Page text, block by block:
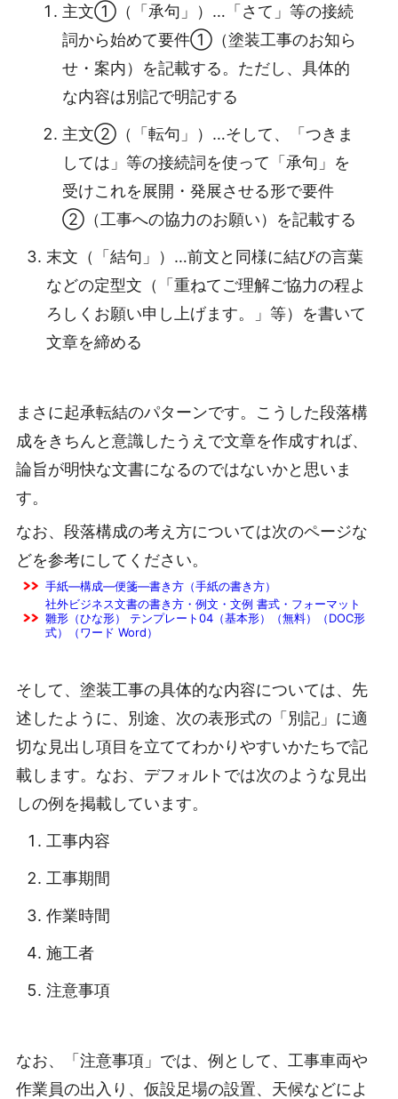
主文①（「承句」）…「さて」等の接続
詞から始めて要件①（塗装工事のお知ら
せ・案内）を記載する。ただし、具体的
な内容は別記で明記する
主文②（「転句」）…そして、「つきま
しては」等の接続詞を使って「承句」を
受けこれを展開・発展させる形で要件
②（工事への協力のお願い）を記載する
末文（「結句」）…前文と同様に結びの言葉
などの定型文（「重ねてご理解ご協力の程よ
ろしくお願い申し上げます。」等）を書いて
文章を締める
まさに起承転結のパターンです。こうした段落構
成をきちんと意識したうえで文章を作成すれば、
論旨が明快な文書になるのではないかと思いま
す。
なお、段落構成の考え方については次のページな
どを参考にしてください。
手紙―構成―便箋―書き方（手紙の書き方）
社外ビジネス文書の書き方・例文・文例 書式・フォーマット
雛形（ひな形） テンプレート04（基本形）（無料）（DOC形
式）（ワード Word）
そして、塗装工事の具体的な内容については、先
述したように、別途、次の表形式の「別記」に適
切な見出し項目を立ててわかりやすいかたちで記
載します。なお、デフォルトでは次のような見出
しの例を掲載しています。
工事内容
工事期間
作業時間
施工者
注意事項
なお、「注意事項」では、例として、工事車両や
作業員の出入り、仮設足場の設置、天候などによ